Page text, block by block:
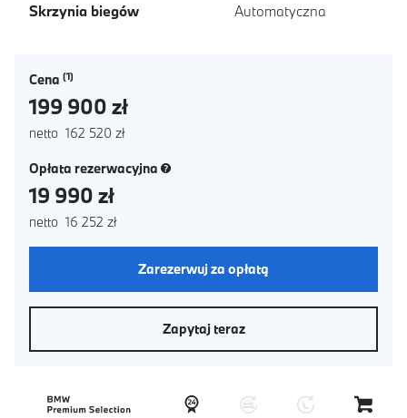
Skrzynia biegów Automatyczna
Cena
199 900 zł
netto 162 520 zł
Opłata rezerwacyjna (nowe okno)
19 990 zł
netto 16 252 zł
Zarezerwuj za opłatą
Zapytaj teraz